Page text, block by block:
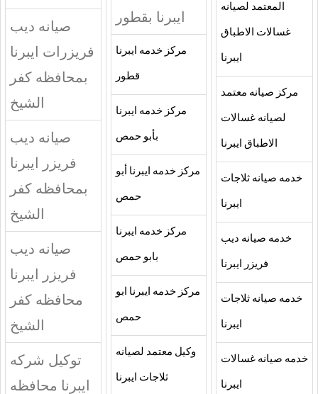
المعتمد لصيانه
غسالات الاطباق
ايبرنا
مركز صيانه معتمد
لصيانه غسالات
الاطباق ايبرنا
خدمه صيانه ثلاجات
ايبرنا
خدمه صيانه ديب
فريزر ايبرنا
خدمه صيانه ثلاجات
ايبرنا
خدمه صيانه غسالات
ايبرنا
ايبرنا بقطور
مركز خدمه ايبرنا
قطور
مركز خدمه ايبرنا
بأبو حمص
مركز خدمه ايبرنا أبو
حمص
مركز خدمه ايبرنا
بابو حمص
مركز خدمه ايبرنا ابو
حمص
وكيل معتمد لصيانه
ثلاجات ايبرنا
صيانه ديب
فريزرات ايبرنا
بمحافظه كفر
الشيخ
صيانه ديب
فريزر ايبرنا
بمحافظه كفر
الشيخ
صيانه ديب
فريزر ايبرنا
محافظه كفر
الشيخ
توكيل شركه
ايبرنا محافظه